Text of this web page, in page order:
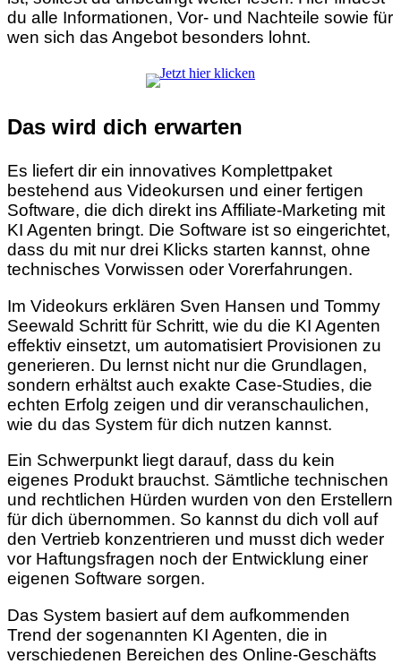
du alle Informationen, Vor- und Nachteile sowie für
wen sich das Angebot besonders lohnt.
Das wird dich erwarten
Es liefert dir ein innovatives Komplettpaket
bestehend aus Videokursen und einer fertigen
Software, die dich direkt ins Affiliate-Marketing mit
KI Agenten bringt. Die Software ist so eingerichtet,
dass du mit nur drei Klicks starten kannst, ohne
technisches Vorwissen oder Vorerfahrungen.
Im Videokurs erklären Sven Hansen und Tommy
Seewald Schritt für Schritt, wie du die KI Agenten
effektiv einsetzt, um automatisiert Provisionen zu
generieren. Du lernst nicht nur die Grundlagen,
sondern erhältst auch exakte Case-Studies, die
echten Erfolg zeigen und dir veranschaulichen,
wie du das System für dich nutzen kannst.
Ein Schwerpunkt liegt darauf, dass du kein
eigenes Produkt brauchst. Sämtliche technischen
und rechtlichen Hürden wurden von den Erstellern
für dich übernommen. So kannst du dich voll auf
den Vertrieb konzentrieren und musst dich weder
vor Haftungsfragen noch der Entwicklung einer
eigenen Software sorgen.
Das System basiert auf dem aufkommenden
Trend der sogenannten KI Agenten, die in
verschiedenen Bereichen des Online-Geschäfts